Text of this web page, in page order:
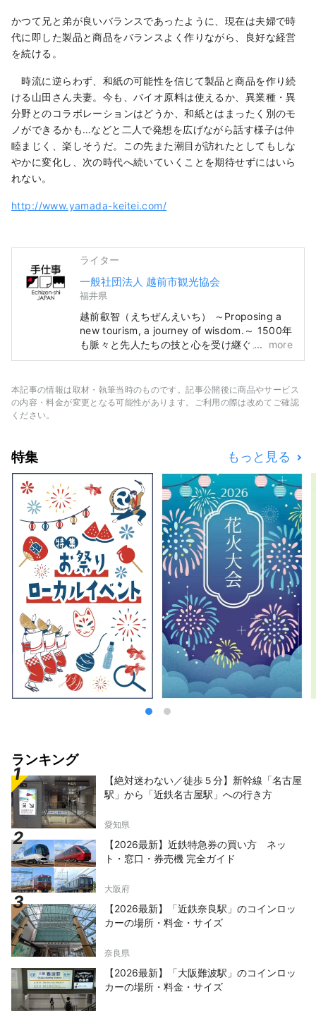
かつて兄と弟が良いバランスであったように、現在は夫婦で時
代に即した製品と商品をバランスよく作りながら、良好な経営
を続ける。
時流に逆らわず、和紙の可能性を信じて製品と商品を作り続
ける山田さん夫妻。今も、バイオ原料は使えるか、異業種・異
分野とのコラボレーションはどうか、和紙とはまったく別のモ
ノができるかも…などと二人で発想を広げながら話す様子は仲
睦まじく、楽しそうだ。この先また潮目が訪れたとしてもしな
やかに変化し、次の時代へ続いていくことを期待せずにはいら
れない。
http://www.yamada-keitei.com/
ライター
一般社団法人 越前市観光協会
福井県
越前叡智（えちぜんえいち） ～Proposing a
new tourism, a journey of wisdom.～ 1500年
も脈々と先人たちの技と心を受け継ぐまち。
いにしえの王が治めた「越の国」の入口、越
と文化が真っ先に流入し、日本の奥深いものづ
くりの起源となった、叡智の集積地。 土地の
地で、国境や時空を越えて交流することで生ま
れる未来があります。 光を見つける新しい探
究の旅。 ようこそ、越前へ。
more
本記事の情報は取材・執筆当時のものです。記事公開後に商品やサービス
の内容・料金が変更となる可能性があります。ご利用の際は改めてご確認
ください。
特集 もっと見る
ランキング
【絶対迷わない／徒歩５分】新幹線「名古屋
駅」から「近鉄名古屋駅」への行き方
愛知県
【2026最新】近鉄特急券の買い方 ネッ
ト・窓口・券売機 完全ガイド
大阪府
【2026最新】「近鉄奈良駅」のコインロッ
カーの場所・料金・サイズ
奈良県
【2026最新】「大阪難波駅」のコインロッ
カーの場所・料金・サイズ